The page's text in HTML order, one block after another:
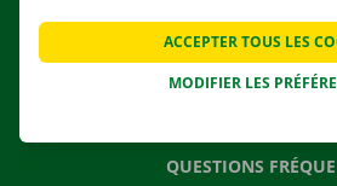
QUESTIONS
MODIFIER LES
ACCEPTER TOUS LES